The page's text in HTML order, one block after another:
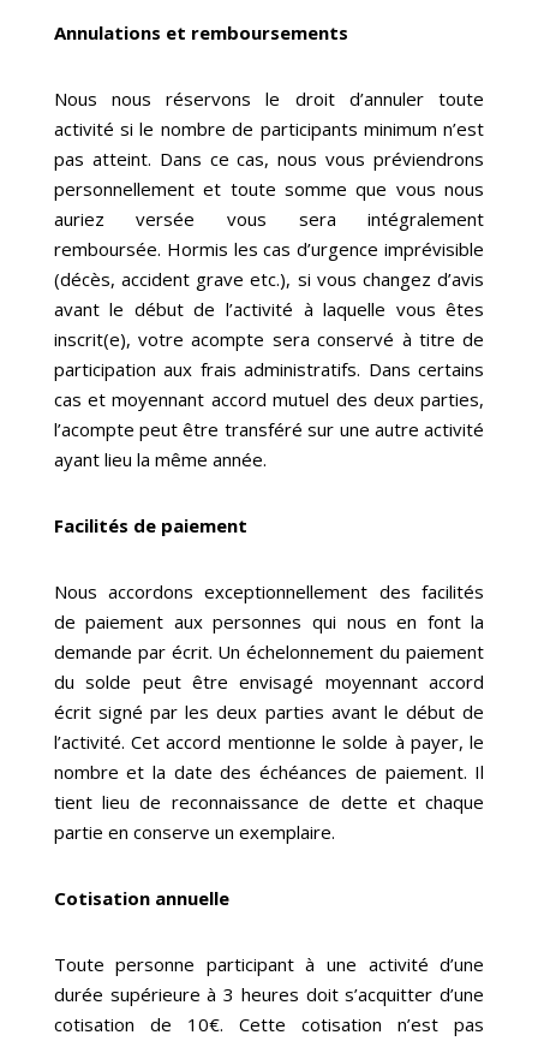
Annulations et remboursements
Nous nous réservons le droit d’annuler toute
activité si le nombre de participants minimum n’est
pas atteint. Dans ce cas, nous vous préviendrons
personnellement et toute somme que vous nous
auriez versée vous sera intégralement
remboursée. Hormis les cas d’urgence imprévisible
(décès, accident grave etc.), si vous changez d’avis
avant le début de l’activité à laquelle vous êtes
inscrit(e), votre acompte sera conservé à titre de
participation aux frais administratifs. Dans certains
cas et moyennant accord mutuel des deux parties,
l’acompte peut être transféré sur une autre activité
ayant lieu la même année.
Facilités de paiement
Nous accordons exceptionnellement des facilités
de paiement aux personnes qui nous en font la
demande par écrit. Un échelonnement du paiement
du solde peut être envisagé moyennant accord
écrit signé par les deux parties avant le début de
l’activité. Cet accord mentionne le solde à payer, le
nombre et la date des échéances de paiement. Il
tient lieu de reconnaissance de dette et chaque
partie en conserve un exemplaire.
Cotisation annuelle
Toute personne participant à une activité d’une
durée supérieure à 3 heures doit s’acquitter d’une
cotisation de 10€. Cette cotisation n’est pas